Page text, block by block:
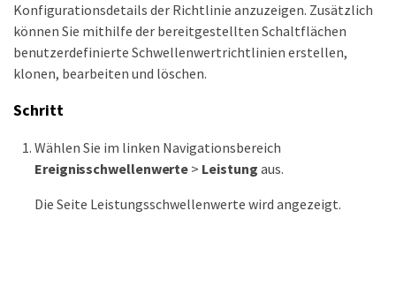
Konfigurationsdetails der Richtlinie anzuzeigen. Zusätzlich
können Sie mithilfe der bereitgestellten Schaltflächen
benutzerdefinierte Schwellenwertrichtlinien erstellen,
klonen, bearbeiten und löschen.
Schritt
Wählen Sie im linken Navigationsbereich
Ereignisschwellenwerte > Leistung aus.
Die Seite Leistungsschwellenwerte wird angezeigt.